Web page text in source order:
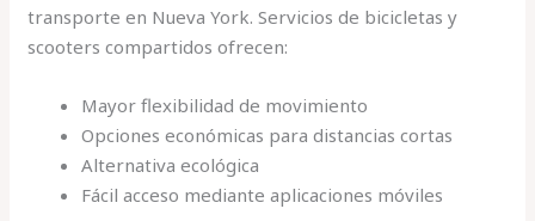
transporte en Nueva York. Servicios de bicicletas y
scooters compartidos ofrecen:
Mayor flexibilidad de movimiento
Opciones económicas para distancias cortas
Alternativa ecológica
Fácil acceso mediante aplicaciones móviles